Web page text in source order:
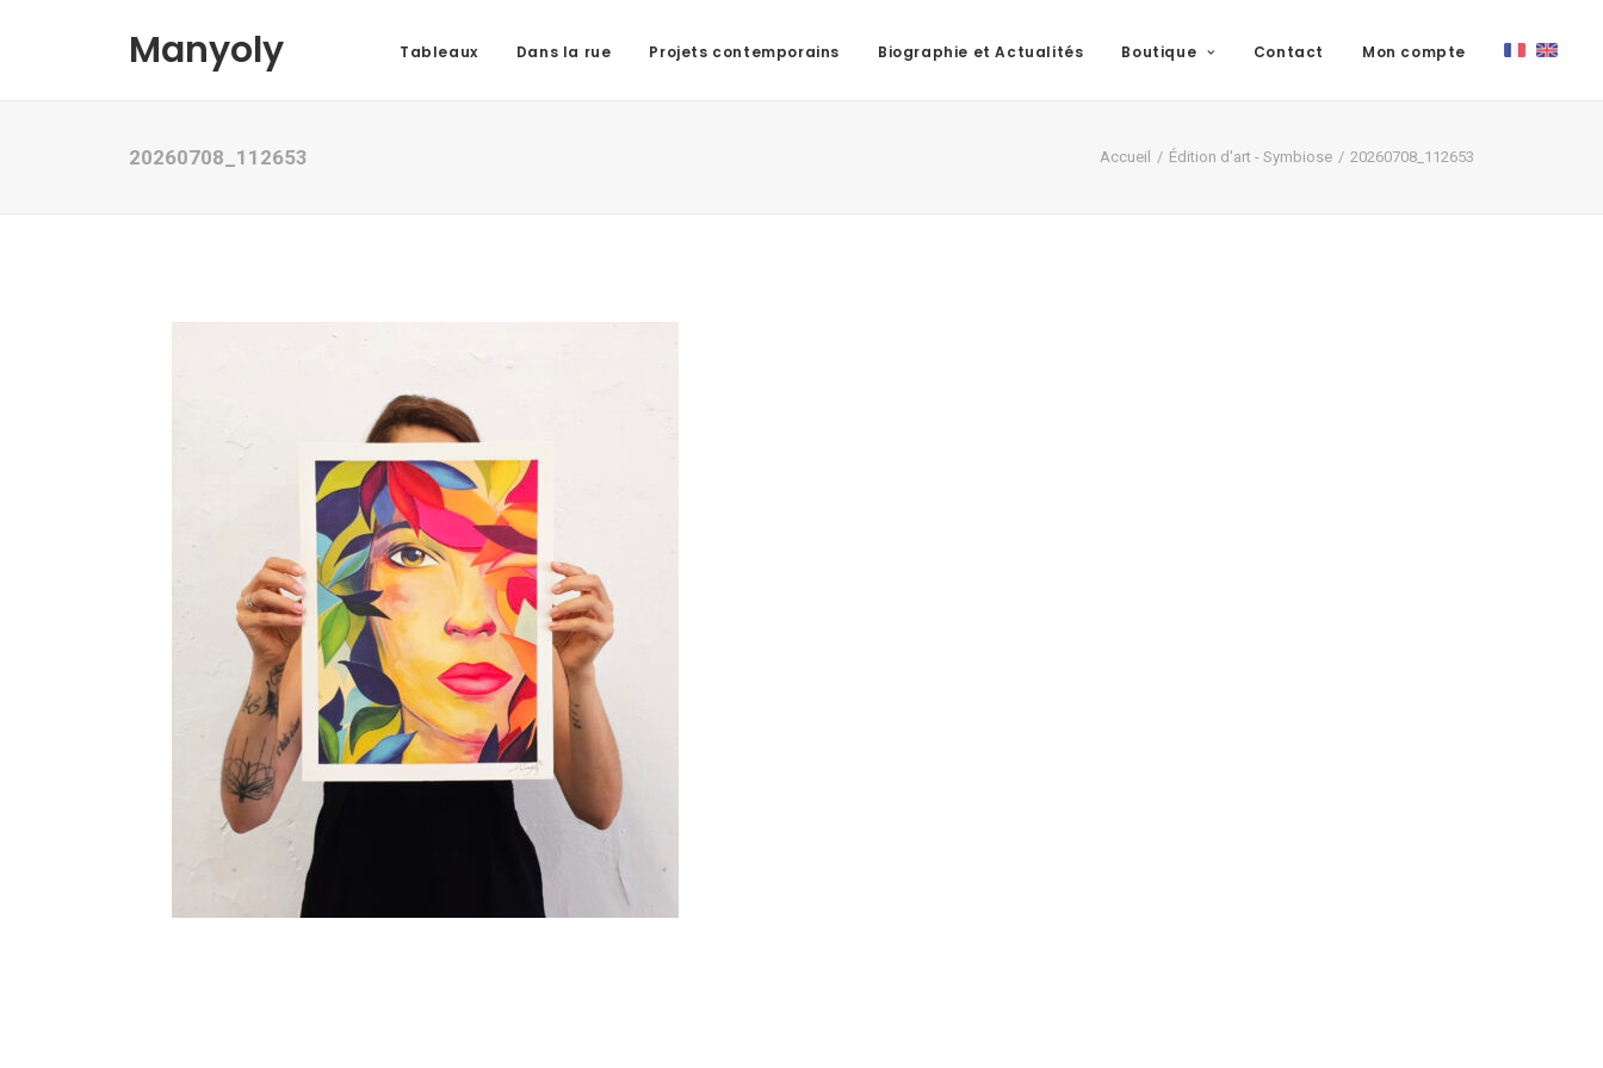
Manyoly Tableaux Dans la rue Projets contemporains Biographie et Actualités Boutique Contact Mon compte
20260708_112653 Accueil Édition d'art - Symbiose 20260708_112653